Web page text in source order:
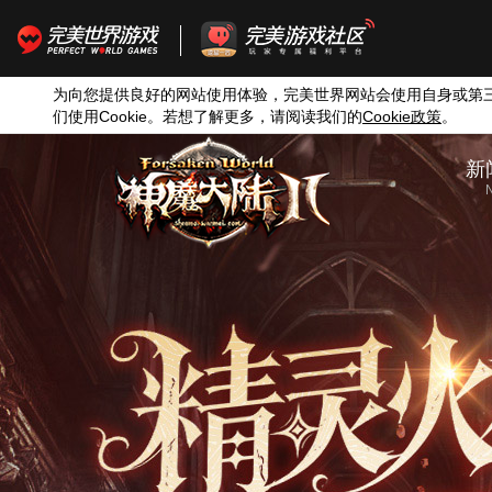
为向您提供良好的网站使用体验，完美世界网站会使用自身或第
们使用Cookie。若想了解更多，请阅读我们的Cookie政策。
新